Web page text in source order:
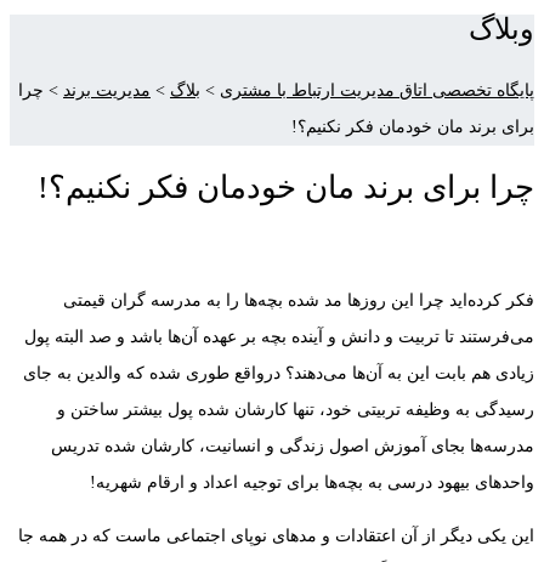
وبلاگ
پایگاه تخصصی اتاق مدیریت ارتباط با مشتری > بلاگ > مدیریت برند > چرا
برای برند مان خودمان فکر نکنیم؟!
چرا برای برند مان خودمان فکر نکنیم؟!
فکر کرده‌اید چرا این روزها مد شده بچه‌ها را به مدرسه گران قیمتی
می‌فرستند تا تربیت و دانش و آینده بچه بر عهده آن‌ها باشد و صد البته پول
زیادی هم بابت این به آن‌ها می‌دهند؟ در‌واقع طوری شده که والدین به جای
رسیدگی به وظیفه تربیتی خود، تنها کارشان شده پول بیشتر ساختن و
مدرسه‌ها بجای آموزش اصول زندگی و انسانیت، کارشان شده تدریس
واحدهای بیهود درسی به بچه‌ها برای توجیه اعداد و ارقام شهریه!
این یکی دیگر از آن اعتقادات و مدهای نوپای اجتماعی ماست که در همه جا